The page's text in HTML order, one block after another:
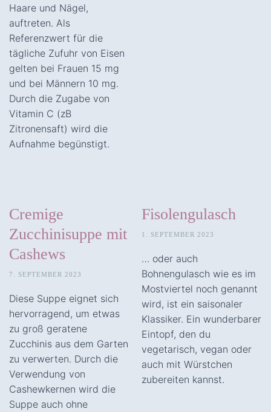
Haare und Nägel,
auftreten. Als
Referenzwert für die
tägliche Zufuhr von Eisen
gelten bei Frauen 15 mg
und bei Männern 10 mg.
Durch die Zugabe von
Vitamin C (zB
Zitronensaft) wird die
Aufnahme begünstigt.
Cremige
Zucchinisuppe mit
Cashews
7. SEPTEMBER 2023
Diese Suppe eignet sich
hervorragend, um etwas
zu groß geratene
Zucchinis aus dem Garten
zu verwerten. Durch die
Verwendung von
Cashewkernen wird die
Suppe auch ohne
Fisolengulasch
1. SEPTEMBER 2023
… oder auch
Bohnengulasch wie es im
Mostviertel noch genannt
wird, ist ein saisonaler
Klassiker. Ein wunderbarer
Eintopf, den du
vegetarisch, vegan oder
auch mit Würstchen
zubereiten kannst.